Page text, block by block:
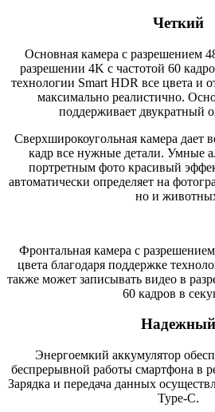
Четкий
Основная камера с разрешением
разрешении 4K с частотой 60
технологии Smart HDR все цвета и
максимально реалистично.
поддерживает двукратный
Сверхширокоугольная камера дает
кадр все нужные детали. Умные
портретным фото красивый
автоматически определяет на
но и
Фронтальная камера с
цвета благодаря поддержке
также может записывать видео в
60 кадров в
Надежный
Энергоемкий аккумулятор
беспрерывной работы смартфона в
Зарядка и передача данных
Type-C.